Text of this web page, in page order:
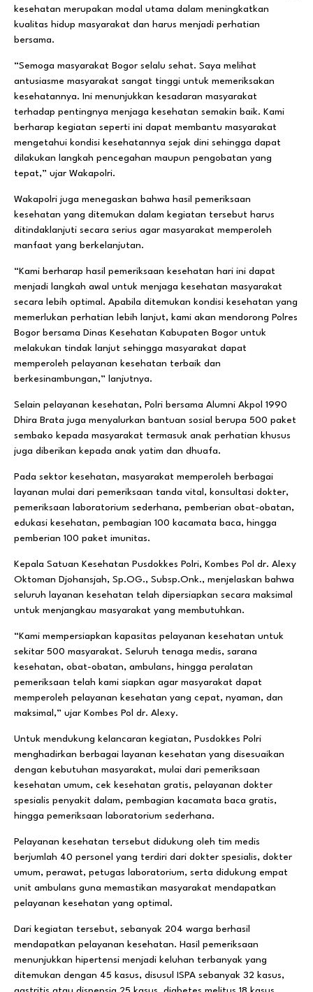
kesehatan merupakan modal utama dalam meningkatkan
kualitas hidup masyarakat dan harus menjadi perhatian
bersama.
“Semoga masyarakat Bogor selalu sehat. Saya melihat
antusiasme masyarakat sangat tinggi untuk memeriksakan
kesehatannya. Ini menunjukkan kesadaran masyarakat
terhadap pentingnya menjaga kesehatan semakin baik. Kami
berharap kegiatan seperti ini dapat membantu masyarakat
mengetahui kondisi kesehatannya sejak dini sehingga dapat
dilakukan langkah pencegahan maupun pengobatan yang
tepat,” ujar Wakapolri.
Wakapolri juga menegaskan bahwa hasil pemeriksaan
kesehatan yang ditemukan dalam kegiatan tersebut harus
ditindaklanjuti secara serius agar masyarakat memperoleh
manfaat yang berkelanjutan.
“Kami berharap hasil pemeriksaan kesehatan hari ini dapat
menjadi langkah awal untuk menjaga kesehatan masyarakat
secara lebih optimal. Apabila ditemukan kondisi kesehatan yang
memerlukan perhatian lebih lanjut, kami akan mendorong Polres
Bogor bersama Dinas Kesehatan Kabupaten Bogor untuk
melakukan tindak lanjut sehingga masyarakat dapat
memperoleh pelayanan kesehatan terbaik dan
berkesinambungan,” lanjutnya.
Selain pelayanan kesehatan, Polri bersama Alumni Akpol 1990
Dhira Brata juga menyalurkan bantuan sosial berupa 500 paket
sembako kepada masyarakat termasuk anak perhatian khusus
juga diberikan kepada anak yatim dan dhuafa.
Pada sektor kesehatan, masyarakat memperoleh berbagai
layanan mulai dari pemeriksaan tanda vital, konsultasi dokter,
pemeriksaan laboratorium sederhana, pemberian obat-obatan,
edukasi kesehatan, pembagian 100 kacamata baca, hingga
pemberian 100 paket imunitas.
Kepala Satuan Kesehatan Pusdokkes Polri, Kombes Pol dr. Alexy
Oktoman Djohansjah, Sp.OG., Subsp.Onk., menjelaskan bahwa
seluruh layanan kesehatan telah dipersiapkan secara maksimal
untuk menjangkau masyarakat yang membutuhkan.
“Kami mempersiapkan kapasitas pelayanan kesehatan untuk
sekitar 500 masyarakat. Seluruh tenaga medis, sarana
kesehatan, obat-obatan, ambulans, hingga peralatan
pemeriksaan telah kami siapkan agar masyarakat dapat
memperoleh pelayanan kesehatan yang cepat, nyaman, dan
maksimal,” ujar Kombes Pol dr. Alexy.
Untuk mendukung kelancaran kegiatan, Pusdokkes Polri
menghadirkan berbagai layanan kesehatan yang disesuaikan
dengan kebutuhan masyarakat, mulai dari pemeriksaan
kesehatan umum, cek kesehatan gratis, pelayanan dokter
spesialis penyakit dalam, pembagian kacamata baca gratis,
hingga pemeriksaan laboratorium sederhana.
Pelayanan kesehatan tersebut didukung oleh tim medis
berjumlah 40 personel yang terdiri dari dokter spesialis, dokter
umum, perawat, petugas laboratorium, serta didukung empat
unit ambulans guna memastikan masyarakat mendapatkan
pelayanan kesehatan yang optimal.
Dari kegiatan tersebut, sebanyak 204 warga berhasil
mendapatkan pelayanan kesehatan. Hasil pemeriksaan
menunjukkan hipertensi menjadi keluhan terbanyak yang
ditemukan dengan 45 kasus, disusul ISPA sebanyak 32 kasus,